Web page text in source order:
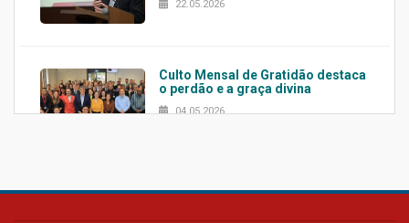
22.05.2026
Culto Mensal de Gratidão destaca
o perdão e a graça divina
04.05.2026
Confira como foi o culto mensal